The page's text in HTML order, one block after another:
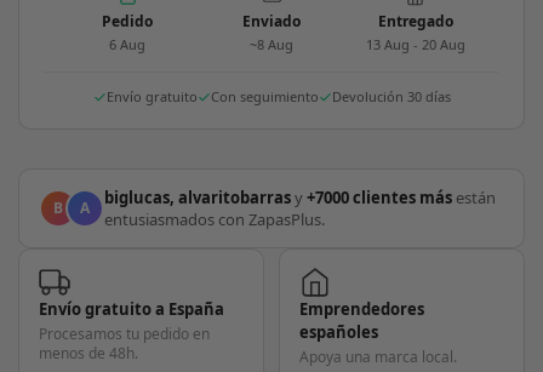
Pedido
6 Aug
Enviado
~8 Aug
Entregado
13 Aug - 20 Aug
Envío gratuito Con seguimiento Devolución 30 días
B A biglucas, alvaritobarrasy+7000 clientes más están
entusiasmados con ZapasPlus.
Envío gratuito a España
Procesamos tu pedido en
menos de 48h.
Emprendedores
españoles
Apoya una marca local.